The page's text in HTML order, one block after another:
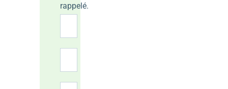
rappelé.